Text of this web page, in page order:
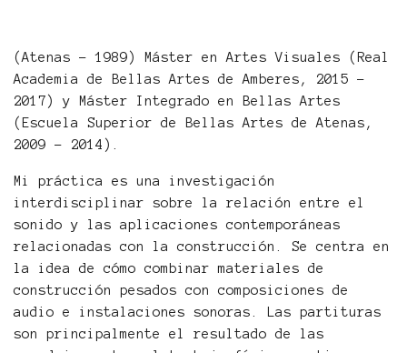
(Atenas - 1989) Máster en Artes Visuales (Real
Academia de Bellas Artes de Amberes, 2015 -
2017) y Máster Integrado en Bellas Artes
(Escuela Superior de Bellas Artes de Atenas,
2009 - 2014).
Mi práctica es una investigación
interdisciplinar sobre la relación entre el
sonido y las aplicaciones contemporáneas
relacionadas con la construcción. Se centra en
la idea de cómo combinar materiales de
construcción pesados con composiciones de
audio e instalaciones sonoras. Las partituras
son principalmente el resultado de las